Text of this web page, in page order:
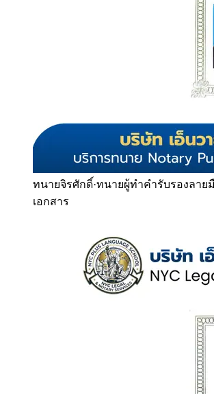
ทนายจิรศักดิ์·ทนายผู้ทำคำรับรองลาย
เอกสาร